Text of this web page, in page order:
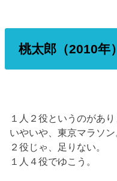
桃太郎（2010年）
１人２役というのがあり
いやいや、東京マラソン
２役じゃ、足りない。
１人４役でゆこう。